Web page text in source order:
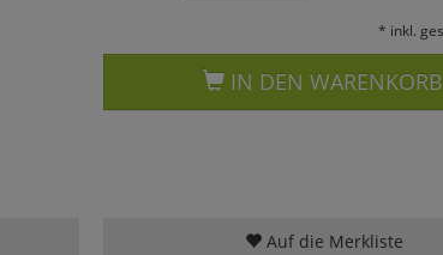
* inkl.
IN DEN WARENKORB
Auf die Merkliste